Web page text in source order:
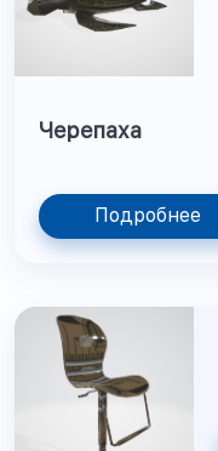
Черепаха
Подробнее